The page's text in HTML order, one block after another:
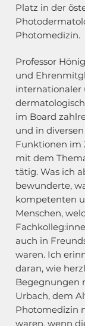
Platz in der
Photomedizin.
Professor
und
internationaler
im Board
und in
Funktionen im
mit dem
tätig. Was ich
bewunderte,
kompetenten
Menschen,
auch in
waren. Ich
daran, wie
Begegnungen
Urbach, dem
Photomedizin
waren, wenn